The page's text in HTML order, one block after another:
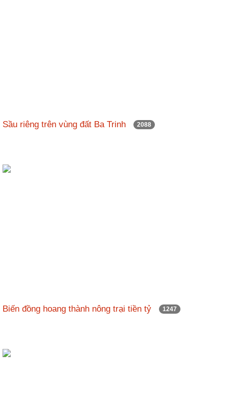
Sầu riêng trên vùng đất Ba Trinh 2088
Biến đồng hoang thành nông trại tiền tỷ 1247